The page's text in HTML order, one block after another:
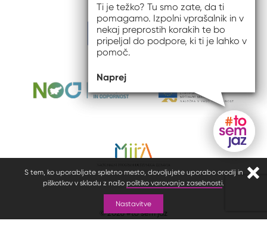
S tem, ko uporabljate spletno mesto, dovoljujete uporabo orodij in
piškotkov v skladu z našo politiko varovanja zasebnosti.
Nastavitve
© 2026 #to sem jaz
Gumb
Ti je težko? Tu smo zate, da ti
pomagamo. Izpolni vprašalnik in v
nekaj preprostih korakih te bo
pripeljal do podpore, ki ti je lahko v
pomoč.
Naprej